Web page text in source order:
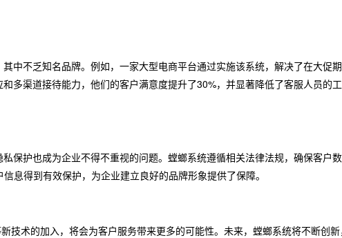
中不乏知名品牌。例如，一家大型电商平台通过实施该系统，解决了在大促
多渠道接待能力，他们的客户满意度提升了30%，并显著降低了客服人员的
保护也成为企业不得不重视的问题。螳螂系统遵循相关法律法规，确保客户
息得到有效保护，为企业建立良好的品牌形象提供了保障。
技术的加入，将会为客户服务带来更多的可能性。未来，螳螂系统将不断创新